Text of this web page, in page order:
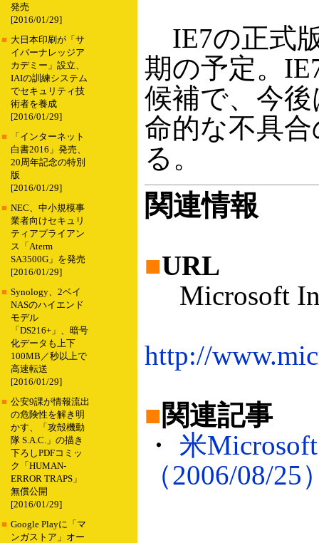
発売
[2016/01/29]
■ 大日本印刷が「サ
イバーナレッジア
カデミー」設立、
IAIの訓練システム
でセキュリティ技
術者を養成
[2016/01/29]
■
「インターネット
白書2016」発売、
20周年記念の特別
版
[2016/01/29]
■ NEC、中小規模事
業者向けセキュリ
ティアプライアン
ス「Aterm
SA3500G」を発売
[2016/01/29]
■ Synology、2ベイ
NASのハイエンド
モデル
「DS216+」、暗号
化データも上下
100MB／秒以上で
高速転送
[2016/01/29]
■ 公安9課が情報流出
の危険性を解き明
かす、「攻殻機動
隊 S.A.C.」の描き
下ろしPDFコミッ
ク「HUMAN-
ERROR TRAPS」
無償公開
[2016/01/29]
■ Google Playに「マ
ンガストア」オー
IE7の正式
期の予定。
候補で、今
命的な不具
る。
関連情報
■URL
Microsoft
http://
■関連記事
・ 米
（2006/08/25